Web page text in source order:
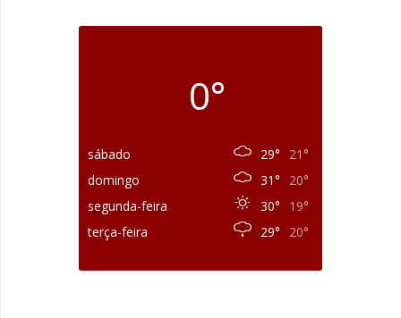
0°
sábado 29°
21°
domingo
31°
20°
segunda-feira
30°
19°
terça-feira
29° 20°